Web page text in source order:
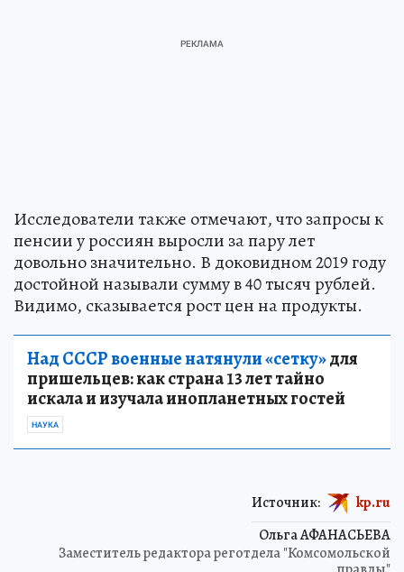
Исследователи также отмечают, что запросы к
пенсии у россиян выросли за пару лет
довольно значительно. В доковидном 2019 году
достойной называли сумму в 40 тысяч рублей.
Видимо, сказывается рост цен на продукты.
Над СССР военные натянули «сетку»для
пришельцев: как страна 13 лет тайно
искала и изучала инопланетных гостей
НАУКА
Ольга АФАНАСЬЕВА
Заместитель редактора реготдела "Комсомольской
Источник: kp.ru